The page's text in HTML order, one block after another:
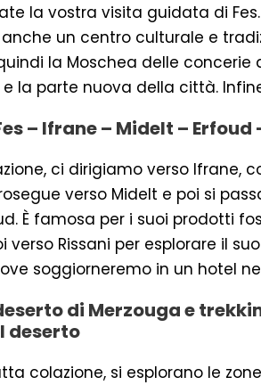
la vostra visita guidata di
anche un centro culturale e
la Moschea delle
e la parte nuova della città.
– Ifrane – Midelt –
ci dirigiamo verso Ifrane,
verso Midelt e poi si
È famosa per i suoi prodotti
verso Rissani per esplorare il
soggiorneremo in un hotel
di Merzouga e
deserto
colazione, si esplorano le